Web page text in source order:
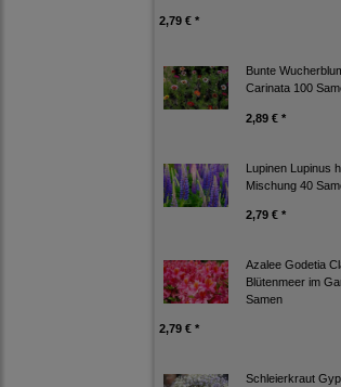
2,79 € *
Bunte
Carinata 100
2,89 € *
Lupinen Lupinus
Mischung 40
2,79 € *
Azalee Godetia
Blütenmeer im
Samen
2,79 € *
Schleierkraut